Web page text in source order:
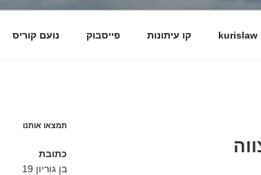
kurislaw קו עיתונות פייסבוק נועם קוריס
תמצאו אותנו
כתובת
בן גוריון 19